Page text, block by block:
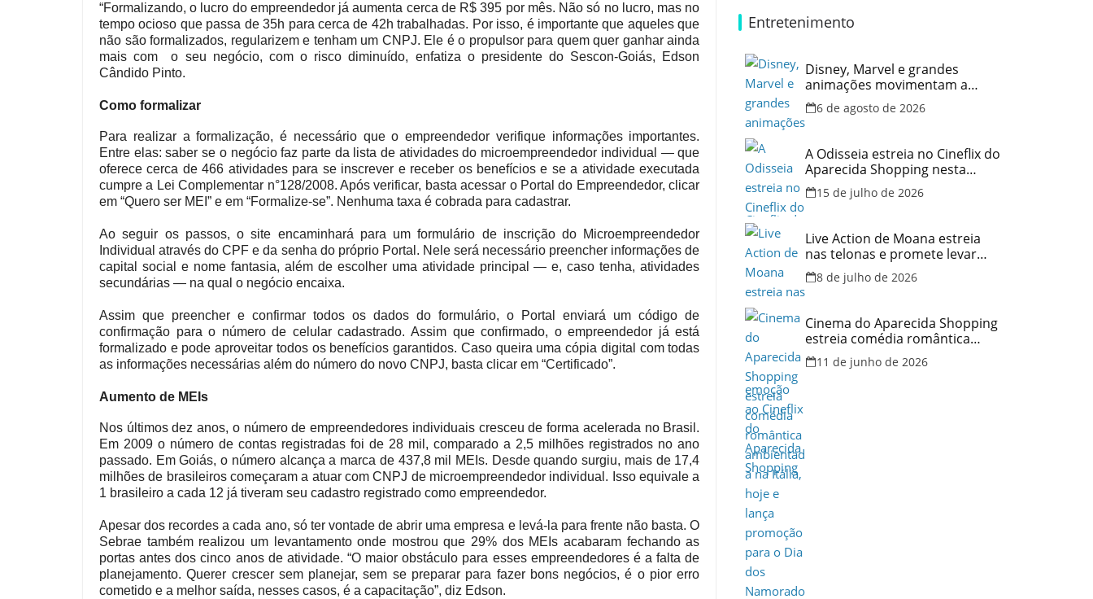
“Formalizando, o lucro do empreendedor já aumenta cerca de R$ 395 por mês. Não só no lucro, mas no
tempo ocioso que passa de 35h para cerca de 42h trabalhadas. Por isso, é importante que aqueles que
não são formalizados, regularizem e tenham um CNPJ. Ele é o propulsor para quem quer ganhar ainda
mais com o seu negócio, com o risco diminuído, enfatiza o presidente do Sescon-Goiás, Edson
Cândido Pinto.
Como formalizar
Para realizar a formalização, é necessário que o empreendedor verifique informações importantes.
Entre elas: saber se o negócio faz parte da lista de atividades do microempreendedor individual — que
oferece cerca de 466 atividades para se inscrever e receber os benefícios e se a atividade executada
cumpre a Lei Complementar n°128/2008. Após verificar, basta acessar o Portal do Empreendedor, clicar
em “Quero ser MEI” e em “Formalize-se”. Nenhuma taxa é cobrada para cadastrar.
Ao seguir os passos, o site encaminhará para um formulário de inscrição do Microempreendedor
Individual através do CPF e da senha do próprio Portal. Nele será necessário preencher informações de
capital social e nome fantasia, além de escolher uma atividade principal — e, caso tenha, atividades
secundárias — na qual o negócio encaixa.
Assim que preencher e confirmar todos os dados do formulário, o Portal enviará um código de
confirmação para o número de celular cadastrado. Assim que confirmado, o empreendedor já está
formalizado e pode aproveitar todos os benefícios garantidos. Caso queira uma cópia digital com todas
as informações necessárias além do número do novo CNPJ, basta clicar em “Certificado”.
Aumento de MEIs
Nos últimos dez anos, o número de empreendedores individuais cresceu de forma acelerada no Brasil.
Em 2009 o número de contas registradas foi de 28 mil, comparado a 2,5 milhões registrados no ano
passado. Em Goiás, o número alcança a marca de 437,8 mil MEIs. Desde quando surgiu, mais de 17,4
milhões de brasileiros começaram a atuar com CNPJ de microempreendedor individual. Isso equivale a
1 brasileiro a cada 12 já tiveram seu cadastro registrado como empreendedor.
Apesar dos recordes a cada ano, só ter vontade de abrir uma empresa e levá-la para frente não basta. O
Sebrae também realizou um levantamento onde mostrou que 29% dos MEIs acabaram fechando as
portas antes dos cinco anos de atividade. “O maior obstáculo para esses empreendedores é a falta de
planejamento. Querer crescer sem planejar, sem se preparar para fazer bons negócios, é o pior erro
cometido e a melhor saída, nesses casos, é a capacitação”, diz Edson.
Entretenimento
Disney, Marvel e grandes
animações movimentam a
programação do Cineflix do
Aparecida Shopping
6 de agosto de 2026
A Odisseia estreia no Cineflix do
Aparecida Shopping nesta
quinta, 16
15 de julho de 2026
Live Action de Moana estreia
nas telonas e promete levar
aventura e emoção ao Cineflix
do Aparecida Shopping
8 de julho de 2026
Cinema do Aparecida Shopping
estreia comédia romântica
ambientada na Itália, hoje e
lança promoção para o Dia dos
11 de junho de 2026